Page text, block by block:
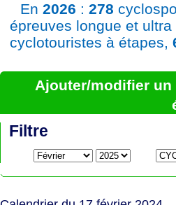
En 2026 : 278
épreuves longue et
cyclotouristes à étapes,
Ajouter/modifier un
Filtre